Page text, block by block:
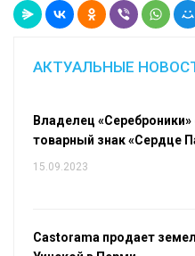
АКТУАЛЬНЫЕ
Владелец
товарный знак «Сердце
15.09.2023
Castorama продает